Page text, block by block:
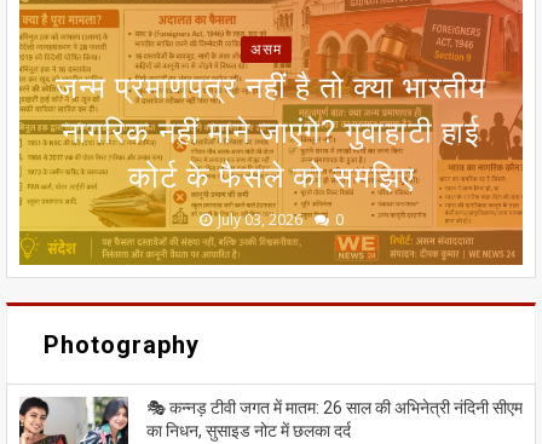
SIR फॉर्म से ECI NET ऑनलाइन
रजिस्ट्रेशन तक, चुनाव आयोग ने निकाला
आसान रास्ता; मतदाताओं को मिलेगी बड़ी
राहत
July 19, 2026 0
META पर यूरोपीय संघ का बड़ा हमला:
INSTAGRAM और FACEBOOK पर
DSA उल्लंघन का आरोप, टीनेजर्स को नशे
की लत लगाने वाले फीचर्स का मामला
July 12, 2026 0
असम
जन्म प्रमाणपत्र नहीं है तो क्या भारतीय
नागरिक नहीं माने जाएंगे? गुवाहाटी हाई
कोर्ट के फैसले को समझिए
July 03, 2026 0
मानसून पर एल नीनो का ब्रेक! 25 जून
तक आंधी-बारिश का अलर्ट, 8 राज्यों में लू
का कहर जारी
June 20, 2026 0
सीतामढ़ी वार्ड 8 वैदेही तालाब पर संकट:
गंदा नाले का पानी बहने से सीतामढ़ी की
धरोहर खतरे में
May 13, 2026 0
Photography
🎭 कन्नड़ टीवी जगत में मातम: 26 साल की अभिनेत्री नंदिनी सीएम
का निधन, सुसाइड नोट में छलका दर्द